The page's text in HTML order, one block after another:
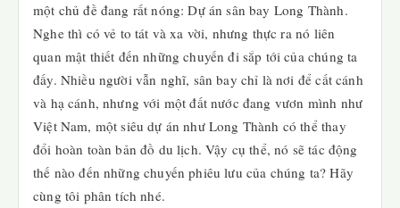
một chủ đề đang rất nóng: Dự án sân bay Long Thành.
Nghe thì có vẻ to tát và xa vời, nhưng thực ra nó liên
quan mật thiết đến những chuyến đi sắp tới của chúng ta
đấy. Nhiều người vẫn nghĩ, sân bay chỉ là nơi để cất cánh
và hạ cánh, nhưng với một đất nước đang vươn mình như
Việt Nam, một siêu dự án như Long Thành có thể thay
đổi hoàn toàn bản đồ du lịch. Vậy cụ thể, nó sẽ tác động
thế nào đến những chuyến phiêu lưu của chúng ta? Hãy
cùng tôi phân tích nhé.